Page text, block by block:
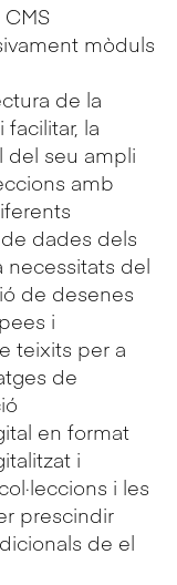
mòduls
de la
la
del seu ampli
amb
dades dels
necessitats del
de desenes
i
teixits per a
de
en format
i
i les
prescindir
de el